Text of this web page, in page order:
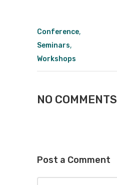
Conference,
Seminars,
Workshops
NO COMMENTS
Post a Comment